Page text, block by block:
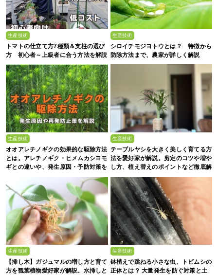
生産技術
トマトの仕立て方7種類＆支柱の選び
方 初心者～上級者に合う方法を解説
生産技術
シロイチモジヨトウとは？ 特徴から
防除方法まで、農家が詳しく解説
生産技術
オオアレチノギクの効果的な駆除方法
とは。アレチノギク・ヒメムカシヨモ
ギとの違いや、発生原因・予防対策を
生産技術
テーブルヤシを大きく美しく育てる方
法を愛好家が解説。剪定のコツや増や
し方、植え替えのポイントなど徹底解
生産技術
【挿し木】ガジュマルの増し方と育て
方を観葉植物愛好家が解説。水挿しと
生産技術
鉢植えで跳ねる小さな虫、トビムシの
正体とは？ 大量発生を防ぐ対策と土